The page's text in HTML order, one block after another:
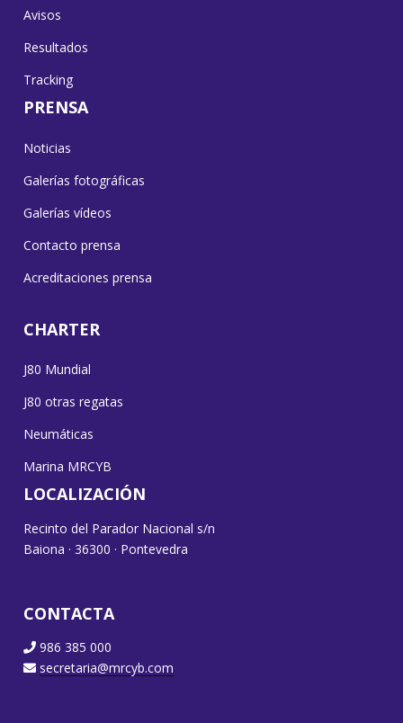
Avisos
Resultados
Tracking
PRENSA
Noticias
Galerías fotográficas
Galerías vídeos
Contacto prensa
Acreditaciones prensa
CHARTER
J80 Mundial
J80 otras regatas
Neumáticas
Marina MRCYB
LOCALIZACIÓN
Recinto del Parador Nacional s/n
Baiona · 36300 · Pontevedra
CONTACTA
986 385 000
secretaria@mrcyb.com